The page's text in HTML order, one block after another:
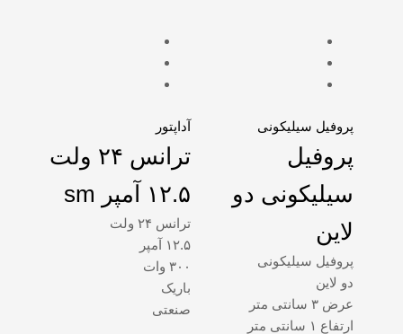
پروفیل سیلیکونی
پروفیل
سیلیکونی دو
لاین
پروفیل سیلیکونی
دو لاین
عرض ۳ سانتی متر
ارتفاع ۱ سانتی متر
آداپتور
ترانس ۲۴ ولت
۱۲.۵ آمپر sm
ترانس ۲۴ ولت
۱۲.۵ آمپر
۳۰۰ وات
باریک
صنعتی